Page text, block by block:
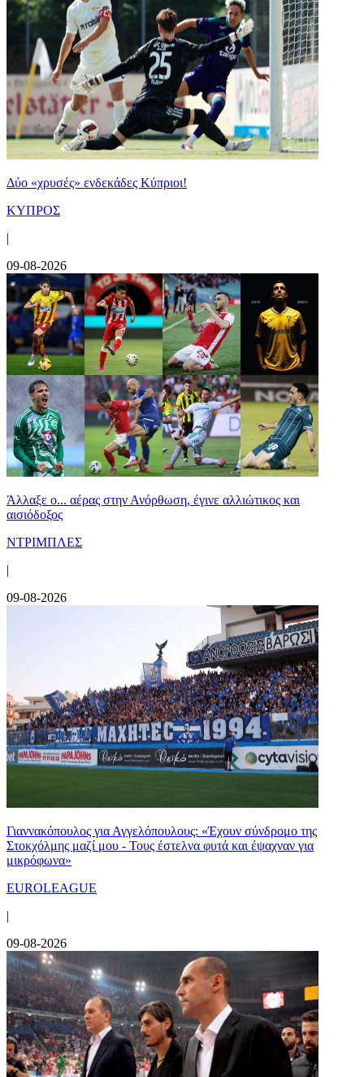
Δύο «χρυσές» ενδεκάδες Κύπριοι!
ΚΥΠΡΟΣ
|
09-08-2026
Άλλαξε ο... αέρας στην Ανόρθωση, έγινε αλλιώτικος και
αισιόδοξος
ΝΤΡΙΜΠΛΕΣ
|
09-08-2026
Γιαννακόπουλος για Αγγελόπουλους: «Έχουν σύνδρομο της
Στοκχόλμης μαζί μου - Τους έστελνα φυτά και έψαχναν για
μικρόφωνα»
EUROLEAGUE
|
09-08-2026